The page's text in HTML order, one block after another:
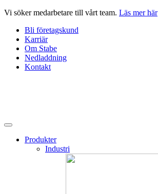
Hoppa
innehåll
Vi söker medarbetare till vårt team. Läs mer här
Bli företagskund
Karriär
Om Stabe
Nedladdning
Kontakt
Produkter
Industri